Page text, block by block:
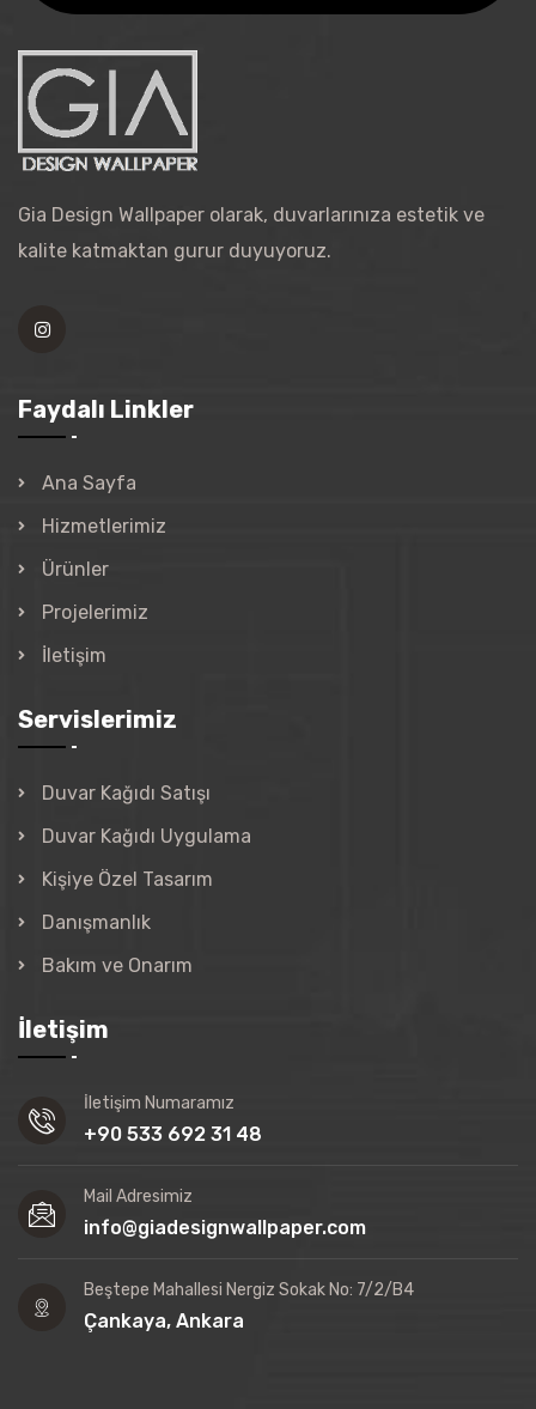
Gia Design Wallpaper olarak, duvarlarınıza estetik ve
kalite katmaktan gurur duyuyoruz.
Faydalı Linkler
Ana Sayfa
Hizmetlerimiz
Ürünler
Projelerimiz
İletişim
Servislerimiz
Duvar Kağıdı Satışı
Duvar Kağıdı Uygulama
Kişiye Özel Tasarım
Danışmanlık
Bakım ve Onarım
İletişim
İletişim Numaramız
+90 533 692 31 48
Mail Adresimiz
info@giadesignwallpaper.com
Beştepe Mahallesi Nergiz Sokak No: 7/2/B4
Çankaya, Ankara